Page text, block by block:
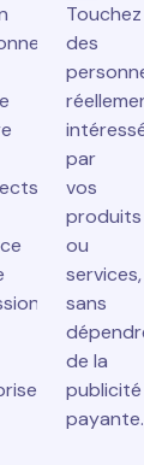
Touchez
des
par
vos
produits
ou
services,
sans
de la
publicité
payante.